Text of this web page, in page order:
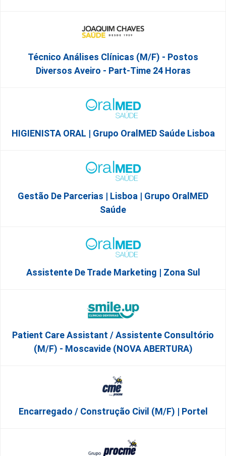
Técnico Análises Clínicas (M/F) - Postos
Diversos Aveiro - Part-Time 24 Horas
HIGIENISTA ORAL | Grupo OralMED Saúde Lisboa
Gestão De Parcerias | Lisboa | Grupo OralMED
Saúde
Assistente De Trade Marketing | Zona Sul
Patient Care Assistant / Assistente Consultório
(M/F) - Moscavide (NOVA ABERTURA)
Encarregado / Construção Civil (m/f) | Portel